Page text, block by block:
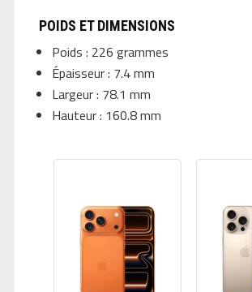
POIDS ET DIMENSIONS
Poids : 226 grammes
Épaisseur : 7.4 mm
Largeur : 78.1 mm
Hauteur : 160.8 mm